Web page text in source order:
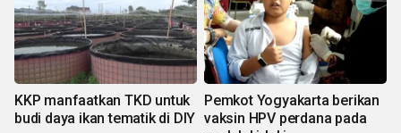
KKP manfaatkan TKD untuk
budi daya ikan tematik di DIY
Pemkot Yogyakarta berikan
vaksin HPV perdana pada